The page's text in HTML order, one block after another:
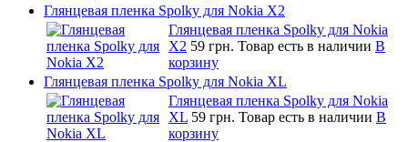
Глянцевая пленка Spolky для Nokia X2
Глянцевая пленка Spolky для Nokia
X2 59 грн. Товар есть в наличии В
корзину
Глянцевая пленка Spolky для Nokia XL
Глянцевая пленка Spolky для Nokia
XL 59 грн. Товар есть в наличии В
корзину